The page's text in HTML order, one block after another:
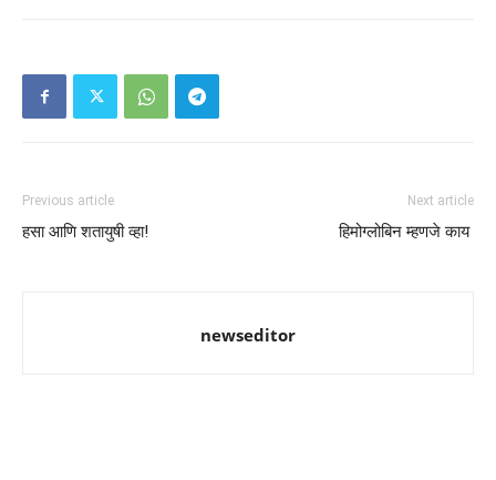
Previous article
हसा आणि शतायुषी व्हा!
Next article
हिमोग्लोबिन म्हणजे काय
newseditor